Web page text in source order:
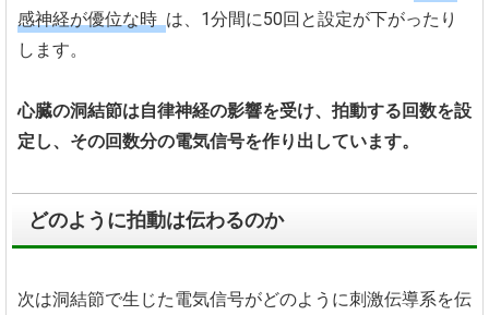
感神経が優位な時 は、1分間に50回と設定が下がったり
します。
心臓の洞結節は自律神経の影響を受け、拍動する回数を設
定し、その回数分の電気信号を作り出しています。
どのように拍動は伝わるのか
次は洞結節で生じた電気信号がどのように刺激伝導系を伝